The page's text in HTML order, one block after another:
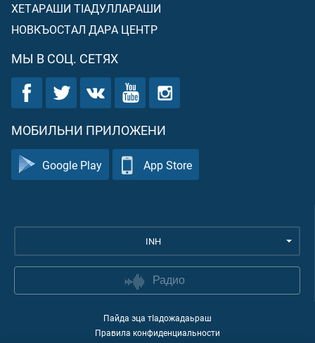
ХЕТАРАШИ ТIАДУЛЛАРАШИ
НОВКЪОСТАЛ ДАРА ЦЕНТР
МЫ В СОЦ. СЕТЯХ
МОБИЛЬНИ ПРИЛОЖЕНИ
Google Play App Store
INH
Радио
Пайда эца тIадожадаьраш
Правила конфиденциальности